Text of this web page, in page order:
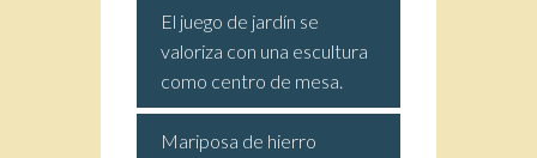
El juego de jardín se
valoriza con una escultura
como centro de mesa.
Mariposa de hierro